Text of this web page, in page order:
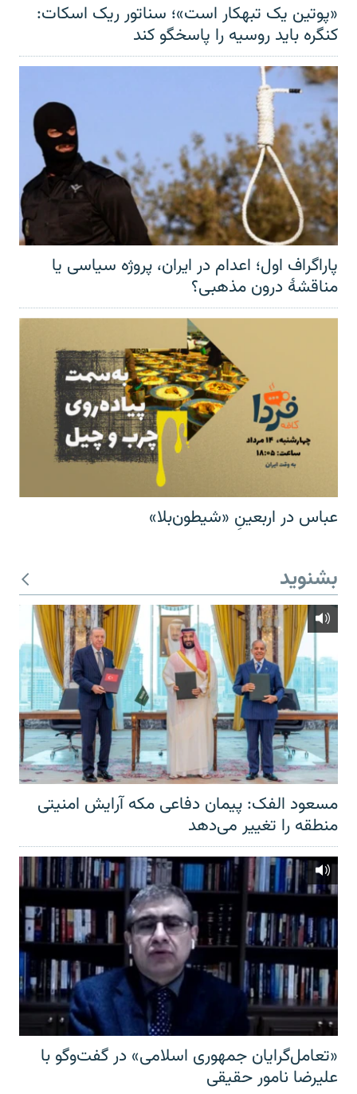
«پوتین یک تبهکار است»؛ سناتور ریک اسکات:
کنگره باید روسیه را پاسخگو کند
پاراگراف اول؛ اعدام در ایران، پروژه سیاسی یا
مناقشهٔ درون مذهبی؟
عباس در اربعینِ «شیطون‌بلا»
بشنوید
مسعود الفک: پیمان دفاعی مکه آرایش امنیتی
منطقه را تغییر می‌دهد
«تعامل‌گرایان جمهوری اسلامی» در گفت‌وگو با
علیرضا نامور حقیقی